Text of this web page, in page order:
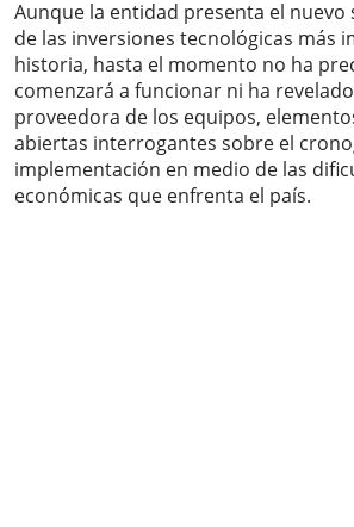
Aunque la entidad presenta el nuevo
de las inversiones tecnológicas más
historia, hasta el momento no ha
comenzará a funcionar ni ha
proveedora de los equipos,
abiertas interrogantes sobre el
implementación en medio de las
económicas que enfrenta el país.